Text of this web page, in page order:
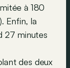
à 180
Enfin, la
27 minutes
des deux